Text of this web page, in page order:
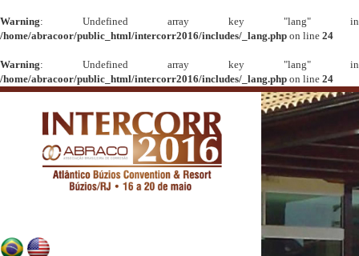
Warning: Undefined array key "lang" in
/home/abracoor/public_html/intercorr2016/includes/_lang.php on line 24
Warning: Undefined array key "lang" in
/home/abracoor/public_html/intercorr2016/includes/_lang.php on line 24